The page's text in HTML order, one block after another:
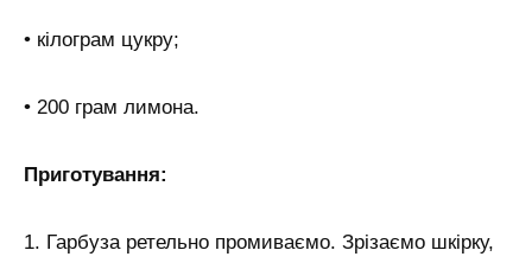
• кілограм цукру;
• 200 грам лимона.
Приготування:
1. Гарбуза ретельно промиваємо. Зрізаємо шкірку,